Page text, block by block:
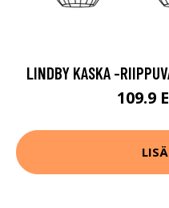
LINDBY KASKA -
109.9